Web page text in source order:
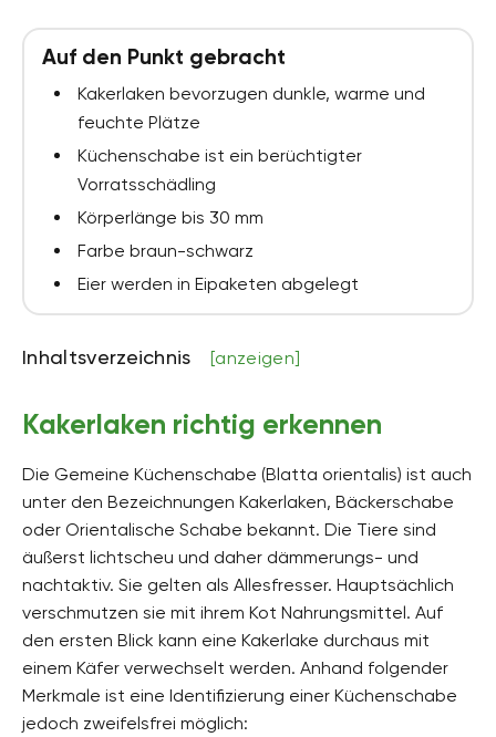
Auf den Punkt gebracht
Kakerlaken bevorzugen dunkle, warme und
feuchte Plätze
Küchenschabe ist ein berüchtigter
Vorratsschädling
Körperlänge bis 30 mm
Farbe braun-schwarz
Eier werden in Eipaketen abgelegt
Inhaltsverzeichnis [anzeigen]
Kakerlaken richtig erkennen
Die Gemeine Küchenschabe (Blatta orientalis) ist auch
unter den Bezeichnungen Kakerlaken, Bäckerschabe
oder Orientalische Schabe bekannt. Die Tiere sind
äußerst lichtscheu und daher dämmerungs- und
nachtaktiv. Sie gelten als Allesfresser. Hauptsächlich
verschmutzen sie mit ihrem Kot Nahrungsmittel. Auf
den ersten Blick kann eine Kakerlake durchaus mit
einem Käfer verwechselt werden. Anhand folgender
Merkmale ist eine Identifizierung einer Küchenschabe
jedoch zweifelsfrei möglich: